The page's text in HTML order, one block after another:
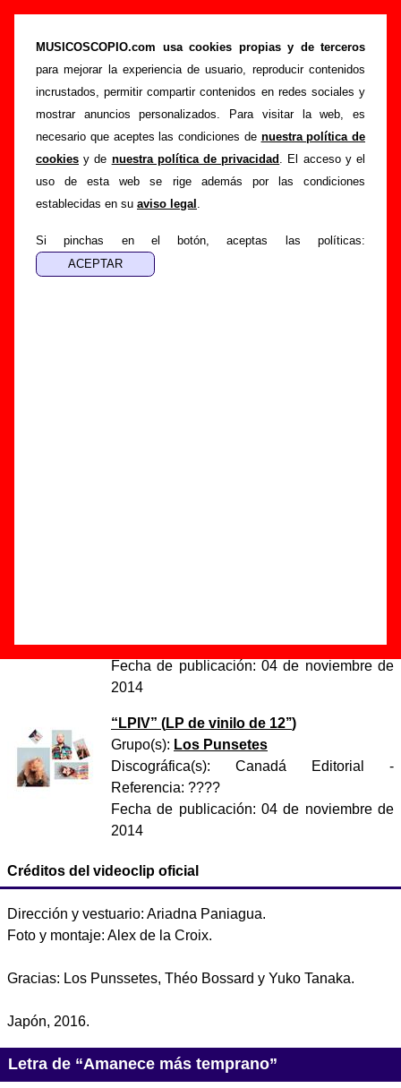
MUSICOSCOPIO.com usa cookies propias y de terceros
para mejorar la experiencia de usuario, reproducir contenidos
incrustados, permitir compartir contenidos en redes sociales y
mostrar anuncios personalizados. Para visitar la web, es
necesario que aceptes las condiciones de nuestra política de
cookies y de nuestra política de privacidad . El acceso y el
uso de esta web se rige además por las condiciones
establecidas en su aviso legal .
Si pinchas en el botón, aceptas las políticas:
“Amanece más temprano”, canción de Los
Punsetes (Letra e información)
Portada >Los Punsetes >Canciones
Amanece más temprano
Esta página pretende recopilar todo tipo de información
sobre lacanción "Amanece más temprano
" interpretada
Los Punsetes. Además de su letra, también aparecerá
información sobre el autor o los autores, sobre los discos en
los que está incluido este tema, sobre la grabación del
mismo, sobre versiones a cargo de otros grupos... Si
encuentras errores o tienes información adicional, puedes
Referencia:????
Fecha de publicación: 04 de noviembre de
2014
“ LPIV” (LP de vinilo de 12’’)
Grupo(s): Los Punsetes
Discográfica(s): Canadá Editorial
-
Referencia: ????
Fecha de publicación: 04 de noviembre de
2014
Créditos del videoclip oficial
Dirección y vestuario: Ariadna Paniagua.
Foto y montaje: Alex de la Croix.
Gracias: Los Punssetes, Théo Bossard y Yuko Tanaka.
Japón, 2016.
Letra de “Amanece más temprano”